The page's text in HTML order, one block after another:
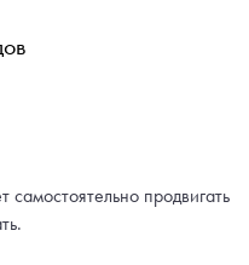
продвигать